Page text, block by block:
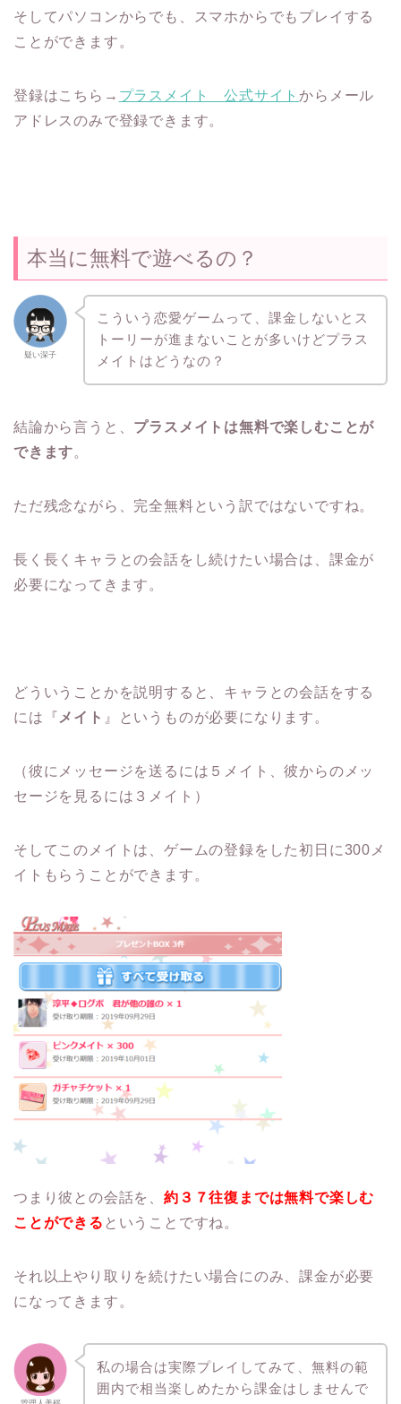
そしてパソコンからでも、スマホからでもプレイする
ことができます。
登録はこちら→ プラスメイト 公式サイトからメール
アドレスのみで登録できます。
本当に無料で遊べるの？
疑い深子
こういう恋愛ゲームって、課金しないとス
トーリーが進まないことが多いけどプラス
メイトはどうなの？
結論から言うと、 プラスメイトは無料で楽しむことが
できます。
ただ残念ながら、完全無料という訳ではないですね。
長く長くキャラとの会話をし続けたい場合は、課金が
必要になってきます。
どういうことかを説明すると、キャラとの会話をする
には『 メイト 』というものが必要になります。
（彼にメッセージを送るには５メイト、彼からのメッ
セージを見るには３メイト）
そしてこのメイトは、ゲームの登録をした初日に300メ
イトもらうことができます。
つまり彼との会話を、 約３７往復までは無料で楽しむ
ことができる ということですね。
それ以上やり取りを続けたい場合にのみ、課金が必要
になってきます。
私の場合は実際プレイしてみて、無料の範
囲内で相当楽しめたから課金はしませんで